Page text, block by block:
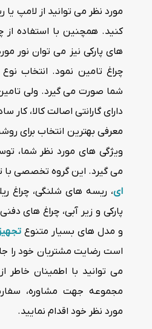
کنید. همچنین با استفاده از
های پارکی نیز می توان نور
چراغ تامین نمود. انتخاب
شما صورت می گیرد. ولی
دارای گارانتی اصالت کالا، کار
معرفی بهترین انتخاب برای
ویژگی های مورد نظر شما،
می گیرد. این گروه تخصصی با
ای، ریسه های شلنگی، چراغ
پارکی و زیر آبی، چراغ های
و مدل های بسیار متنوع
است رضایت مشتریان خود را
می توانید با اطمینان
مجموعه جهت مشاوره،
مورد نظر خود اقدام نمایید.